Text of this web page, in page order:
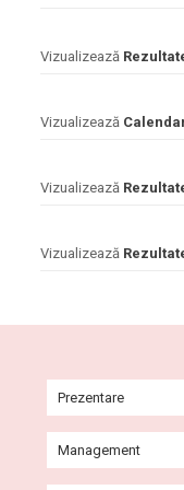
Vizualizează
Vizualizează
Vizualizează
Vizualizează
Prezentare
Misiune și
Management